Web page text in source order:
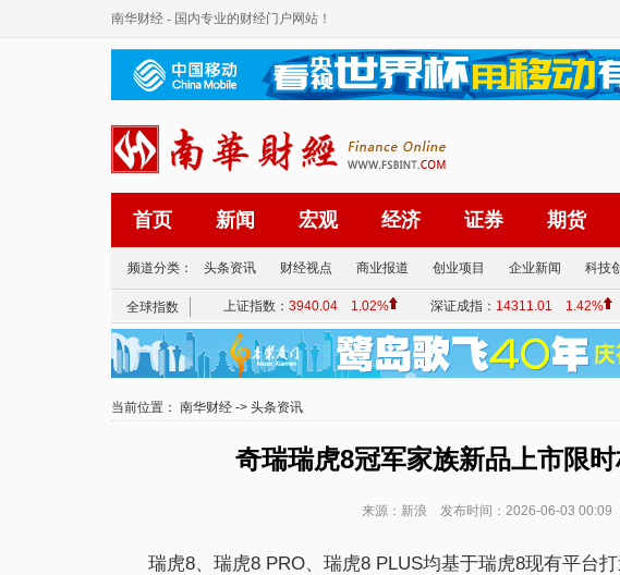
南华财经 - 国内专业的财经门户网站！
首页 新闻 宏观 经济 证券 期货
频道分类： 头条资讯 财经视点 商业报道 创业项目 企业新闻 科技
当前位置： 南华财经 -> 头条资讯
奇瑞瑞虎8冠军家族新品上市限
来源：新浪 发布时间：2026-06-03
瑞虎8、瑞虎8 PRO、瑞虎8 PLUS均基于瑞虎8现有平台